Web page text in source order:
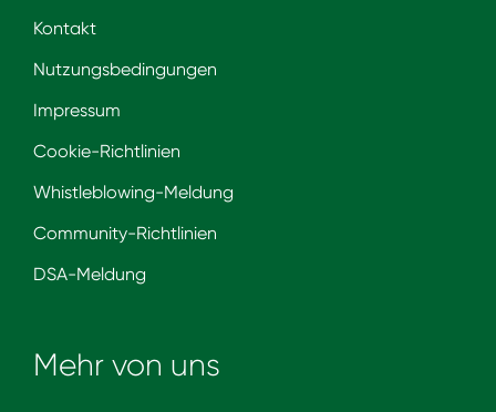
Kontakt
Nutzungsbedingungen
Impressum
Cookie-Richtlinien
Whistleblowing-Meldung
Community-Richtlinien
DSA-Meldung
Mehr von uns